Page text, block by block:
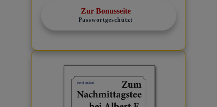
Zur Bonusseite
Passwortgeschützt